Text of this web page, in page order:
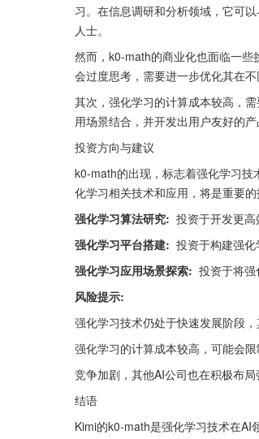
习。在信息调研和分析领域，它可
人士。
然而，k0-math的商业化也面临一
会过度思考，需要进一步优化其在不
其次，强化学习的计算成本较高，
用场景结合，并开发出用户友好的产
投资方向与建议
k0-math的出现，标志着强化学习
化学习相关技术和应用，将是重要
强化学习算法研究: 投资于开发更高
强化学习平台搭建: 投资于构建强化
强化学习应用场景探索: 投资于将强
风险提示:
强化学习技术仍处于快速发展阶段，
强化学习的计算成本较高，可能会限
竞争加剧，其他AI公司也在积极布局
结语
Kimi的k0-math是强化学习技术在AI